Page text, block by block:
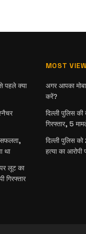
पहले क्या
सफलता,
था
लूट का
गिरफ्तार
MOST
अगर आपका
करें?
दिल्ली पुलिस की
गिरफ्तार, 5
दिल्ली पुलिस
हत्या का आरोपी